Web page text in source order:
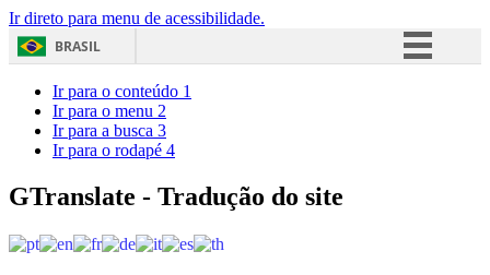
Ir direto para menu de acessibilidade.
BRASIL
Acesso à informação
Ir para o conteúdo 1
Ir para o menu 2
Ir para a busca 3
Ir para o rodapé 4
GTranslate - Tradução do site